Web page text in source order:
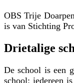
OBS Trije
is van Stichting
Drietalige
De school is een
school: iedereen